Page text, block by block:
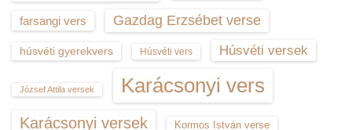
farsangi vers Gazdag Erzsébet verse
húsvéti gyerekvers Húsvéti vers Húsvéti versek
József Attila versek Karácsonyi vers
Karácsonyi versek Kormos István verse